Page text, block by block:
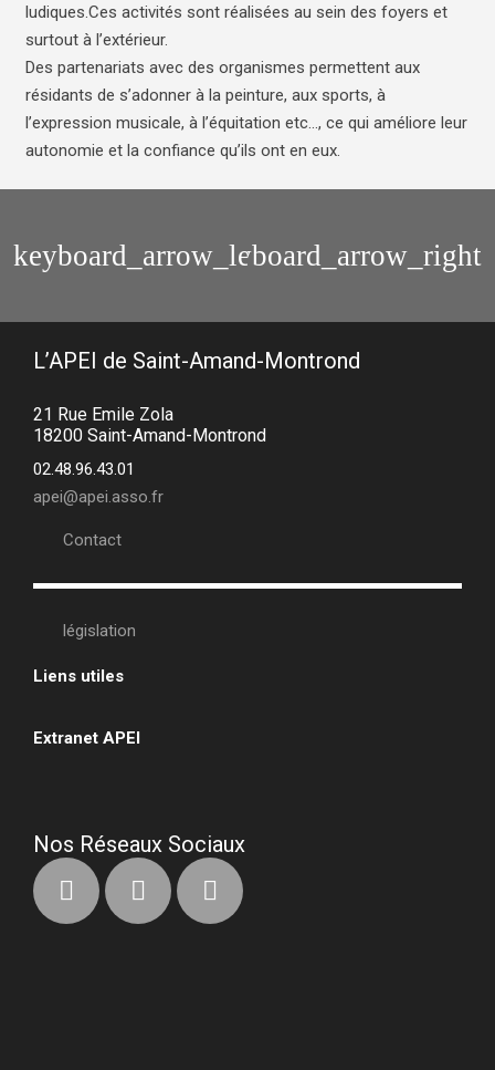
ludiques.Ces activités sont réalisées au sein des foyers et
surtout à l’extérieur.
Des partenariats avec des organismes permettent aux
résidants de s’adonner à la peinture, aux sports, à
l’expression musicale, à l’équitation etc…, ce qui améliore leur
autonomie et la confiance qu’ils ont en eux.
pour
personnes
foyer
éclaté
L’APEI de Saint-Amand-Montrond
21 Rue Emile Zola
18200 Saint-Amand-Montrond
02.48.96.43.01
apei@apei.asso.fr
Contact
législation
Liens utiles
Extranet APEI
Nos Réseaux Sociaux